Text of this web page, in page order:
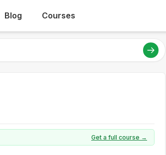
Blog Courses
Get a full course →